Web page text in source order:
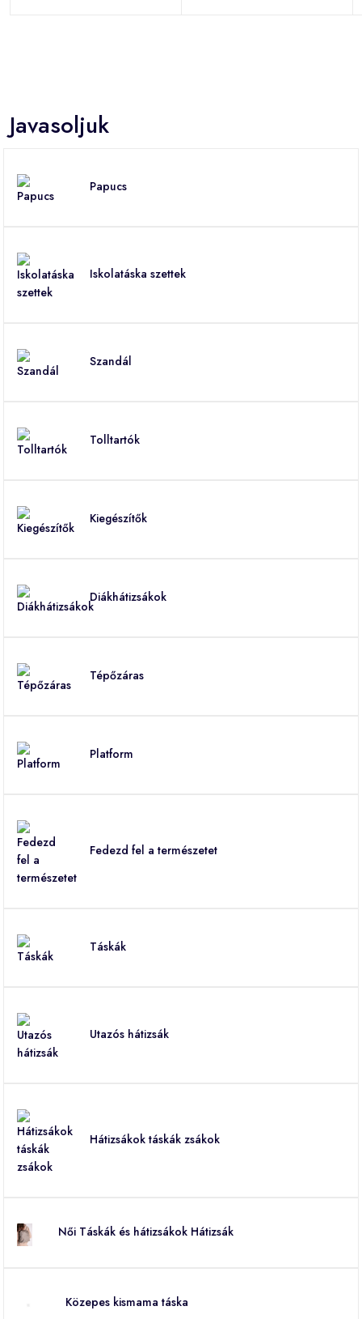
Javasoljuk
Papucs
Iskolatáska szettek
Szandál
Tolltartók
Kiegészítők
Diákhátizsákok
Tépőzáras
Platform
Fedezd fel a természetet
Táskák
Utazós hátizsák
Hátizsákok táskák zsákok
Női Táskák és hátizsákok Hátizsák
Közepes kismama táska